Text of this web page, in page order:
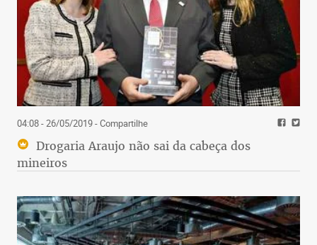
04:08 - 26/05/2019- Compartilhe
Drogaria Araujo não sai da cabeça dos
mineiros